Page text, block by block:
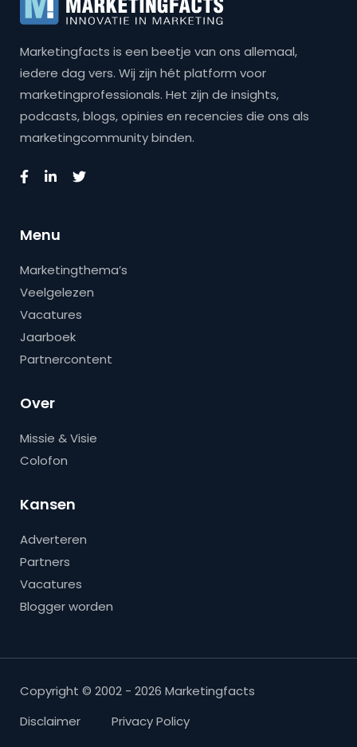
Marketingfacts is een beetje van ons allemaal,
iedere dag vers. Wij zijn hét platform voor
marketingprofessionals. Het zijn de insights,
podcasts, blogs, opinies en recencies die ons als
marketingcommunity binden.
Menu
Marketingthema’s
Veelgelezen
Vacatures
Jaarboek
Partnercontent
Over
Missie & Visie
Colofon
Kansen
Adverteren
Partners
Vacatures
Blogger worden
Copyright © 2002 - 2026 Marketingfacts
Disclaimer
Privacy Policy